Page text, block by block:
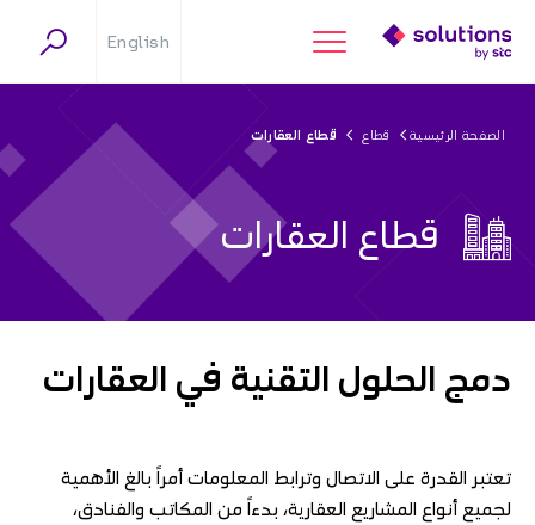
English
الصفحة الرئيسية قطاع قطاع العقارات
قطاع العقارات
دمج الحلول التقنية في العقارات
تعتبر القدرة على الاتصال وترابط المعلومات أمراً بالغ الأهمية
لجميع أنواع المشاريع العقارية، بدءاً من المكاتب والفنادق،